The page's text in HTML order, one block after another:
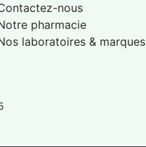
nous
pharmacie
laboratoires & marques